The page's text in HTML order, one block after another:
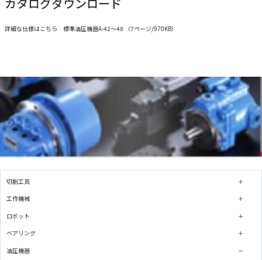
詳細な仕様はこちら 標準油圧機器A-42～48 （7ページ/970KB）
切削工具
工作機械
ロボット
ベアリング
油圧機器